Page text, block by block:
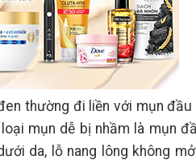
thường đi liền với mụn
mụn dễ bị nhầm là mụn
da, lỗ nang lông không